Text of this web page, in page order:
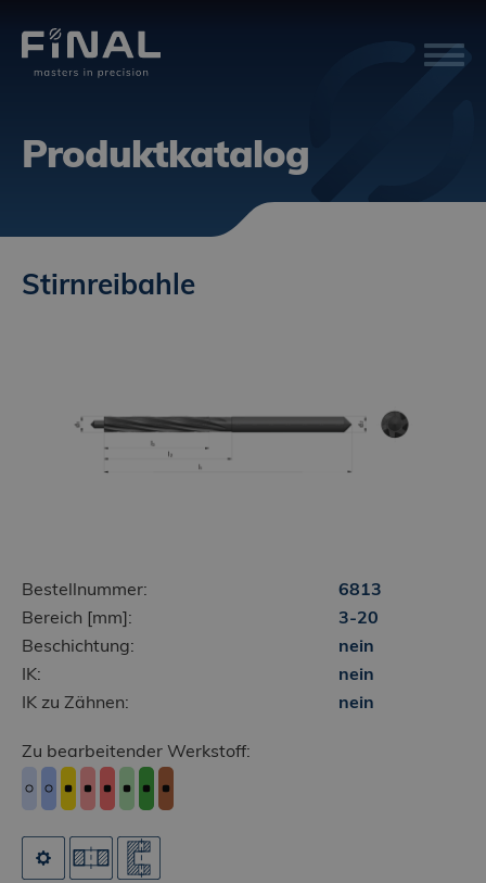
Produktkatalog
Stirnreibahle
Bestellnummer:
6813
Bereich [mm]:
3-20
Beschichtung:
nein
IK:
nein
IK zu Zähnen:
nein
Zu bearbeitender Werkstoff: